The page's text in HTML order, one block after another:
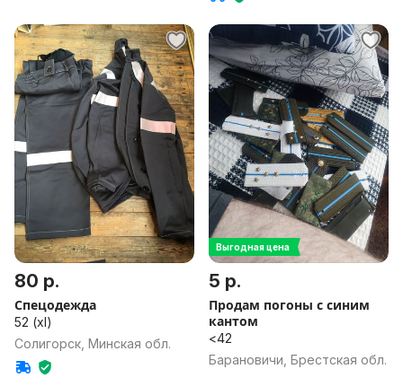
80 р.
Спецодежда
52 (xl)
Солигорск, Минская обл.
Выгодная цена
5 р.
Продам погоны с синим
кантом
<42
Барановичи, Брестская обл.